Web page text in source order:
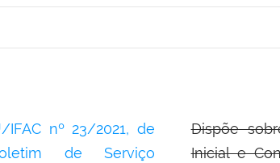
IFAC nº 23/2021, de
de Serviço
Dispõe
Inicial e